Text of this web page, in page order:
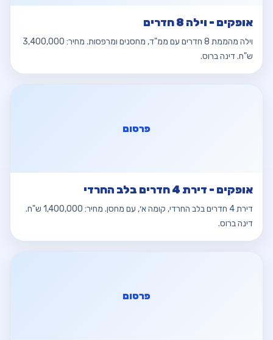
אופקים - וילה 8 חדרים
וילה מהממת 8 חדרים עם ממ"ד, מחסנים ומרפסות. מחיר: 3,400,000
ש"ח. דינה ברוס.
פרסום
אופקים - דירת 4 חדרים בלב החרדי
דירת 4 חדרים בלב החרדי, קומה א׳, עם מחסן. מחיר: 1,400,000 ש"ח.
דינה ברוס.
פרסום